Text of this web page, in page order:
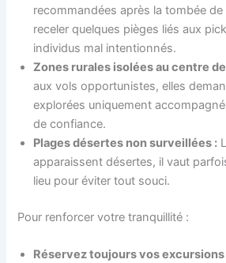
recommandées après la tombée
receler quelques pièges liés aux
individus mal intentionnés.
Zones rurales isolées au centre de
aux vols opportunistes, elles
explorées uniquement
de confiance.
Plages désertes non surveillées :
apparaissent désertes, il vaut
lieu pour éviter tout souci.
Pour renforcer votre tranquillité :
Réservez toujours vos excursions